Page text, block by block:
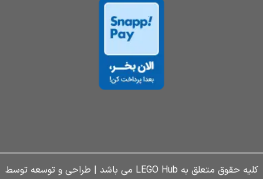
کلیه حقوق متعلق به LEGO Hub می باشد | طراحی و توسعه توسط